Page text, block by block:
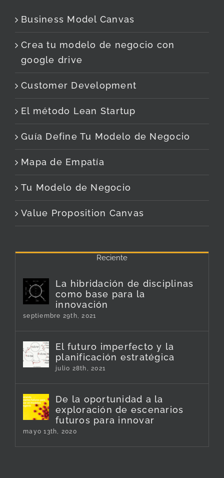
Business Model Canvas
Crea tu modelo de negocio con
google drive
Customer Development
El método Lean Startup
Guía Define Tu Modelo de Negocio
Mapa de Empatía
Tu Modelo de Negocio
Value Proposition Canvas
Reciente
La hibridación de disciplinas
como base para la
innovación
septiembre 29th, 2021
El futuro imperfecto y la
planificación estratégica
julio 28th, 2021
De la oportunidad a la
exploración de escenarios
futuros para innovar
mayo 13th, 2020